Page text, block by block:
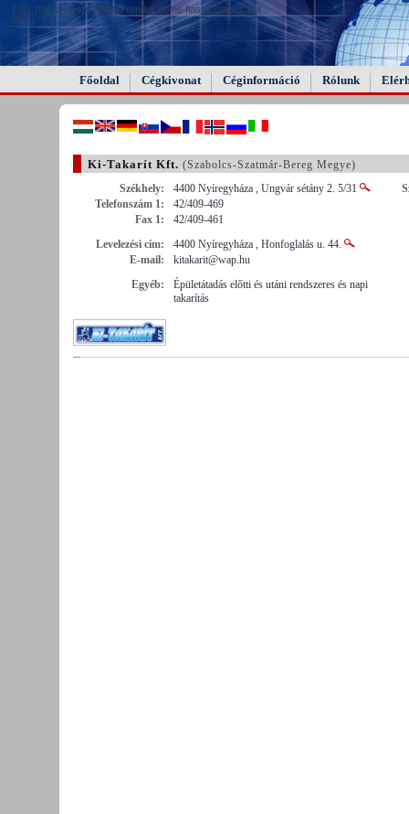
FAIL (the browser should render some flash content, not
this).
Főoldal Cégkivonat Céginformáció Rólunk
Ki-Takarít Kft. (Szabolcs-Szatmár-Bereg Megye)
Székhely:
4400 Nyíregyháza , Ungvár sétány 2. 5/31
Telefonszám 1:
42/409-469
Fax 1:
42/409-461
Levelezési cím:
4400 Nyíregyháza , Honfoglalás u. 44.
E-mail:
kitakarit@wap.hu
Egyéb:
Épületátadás előtti és utáni rendszeres és napi
takarítás